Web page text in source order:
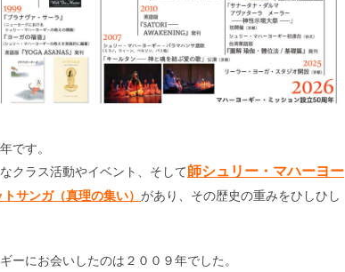
です。
クラス活動やイベント、そして師シュリー・マハーヨー
サンガ（真理の集い） があり、その歴史の重みをひしひし
ーにお会いしたのは２００９年でした。